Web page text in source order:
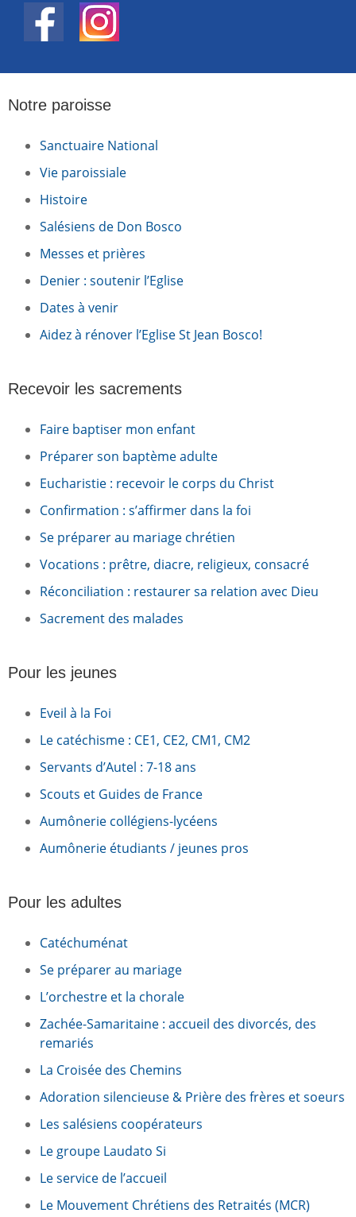
Notre paroisse
Sanctuaire National
Vie paroissiale
Histoire
Salésiens de Don Bosco
Messes et prières
Denier : soutenir l’Eglise
Dates à venir
Aidez à rénover l’Eglise St Jean Bosco!
Recevoir les sacrements
Faire baptiser mon enfant
Préparer son baptème adulte
Eucharistie : recevoir le corps du Christ
Confirmation : s’affirmer dans la foi
Se préparer au mariage chrétien
Vocations : prêtre, diacre, religieux, consacré
Réconciliation : restaurer sa relation avec Dieu
Sacrement des malades
Pour les jeunes
Eveil à la Foi
Le catéchisme : CE1, CE2, CM1, CM2
Servants d’Autel : 7-18 ans
Scouts et Guides de France
Aumônerie collégiens-lycéens
Aumônerie étudiants / jeunes pros
Pour les adultes
Catéchuménat
Se préparer au mariage
L’orchestre et la chorale
Zachée-Samaritaine : accueil des divorcés, des
remariés
La Croisée des Chemins
Adoration silencieuse & Prière des frères et soeurs
Les salésiens coopérateurs
Le groupe Laudato Si
Le service de l’accueil
Le Mouvement Chrétiens des Retraités (MCR)